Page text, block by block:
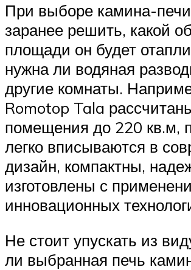
При выборе камина-
заранее решить, какой
площади он будет
нужна ли водяная
другие комнаты.
Romotop Tala
помещения до 220 кв.м,
легко вписываются в
дизайн, компактны,
изготовлены с
инновационных
Не стоит упускать из
ли выбранная печь